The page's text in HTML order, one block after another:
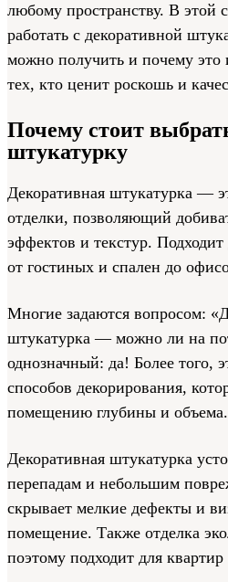
любому пространству. В этой
работать с декоративной
можно получить и почему это
тех, кто ценит роскошь и
Почему стоит
штукатурку
Декоративная штукатурка —
отделки, позволяющий
эффектов и текстур.
от гостиных и спален до
Многие задаются вопросом:
штукатурка — можно ли на
однозначный: да! Более того,
способов декорирования,
помещению глубины и объема.
Декоративная штукатурка
перепадам и небольшим
скрывает мелкие дефекты и
помещение. Также отделка
поэтому подходит для